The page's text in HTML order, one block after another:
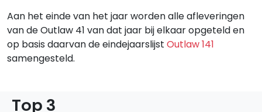
Aan het einde van het jaar worden alle afleveringen
van de Outlaw 41 van dat jaar bij elkaar opgeteld en
op basis daarvan de eindejaarslijst Outlaw 141
samengesteld.
Top 3